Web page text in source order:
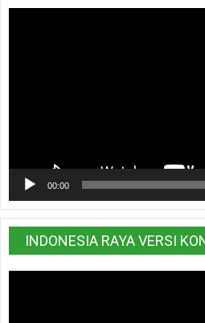
00:00
INDONESIA RAYA VERSI